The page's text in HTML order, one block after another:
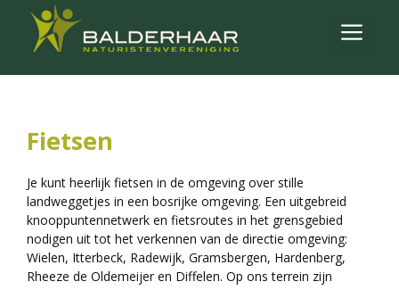
MENU
Fietsen
Je kunt heerlijk fietsen in de omgeving over stille
landweggetjes in een bosrijke omgeving. Een uitgebreid
knooppuntennetwerk en fietsroutes in het grensgebied
nodigen uit tot het verkennen van de directie omgeving:
Wielen, Itterbeck, Radewijk, Gramsbergen, Hardenberg,
Rheeze de Oldemeijer en Diffelen. Op ons terrein zijn